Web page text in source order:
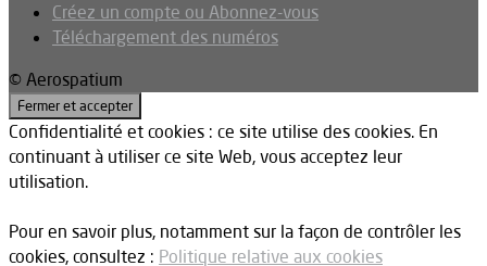
Créez un compte ou Abonnez-vous
Téléchargement des numéros
© Aerospatium
Confidentialité et cookies : ce site utilise des cookies. En
continuant à utiliser ce site Web, vous acceptez leur
utilisation.
Pour en savoir plus, notamment sur la façon de contrôler les
cookies, consultez : Politique relative aux cookies